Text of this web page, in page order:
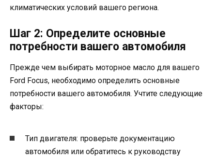
климатических условий вашего региона.
Шаг 2: Определите основные
потребности вашего автомобиля
Прежде чем выбирать моторное масло для вашего
Ford Focus, необходимо определить основные
потребности вашего автомобиля. Учтите следующие
факторы:
Тип двигателя: проверьте документацию
автомобиля или обратитесь к руководству